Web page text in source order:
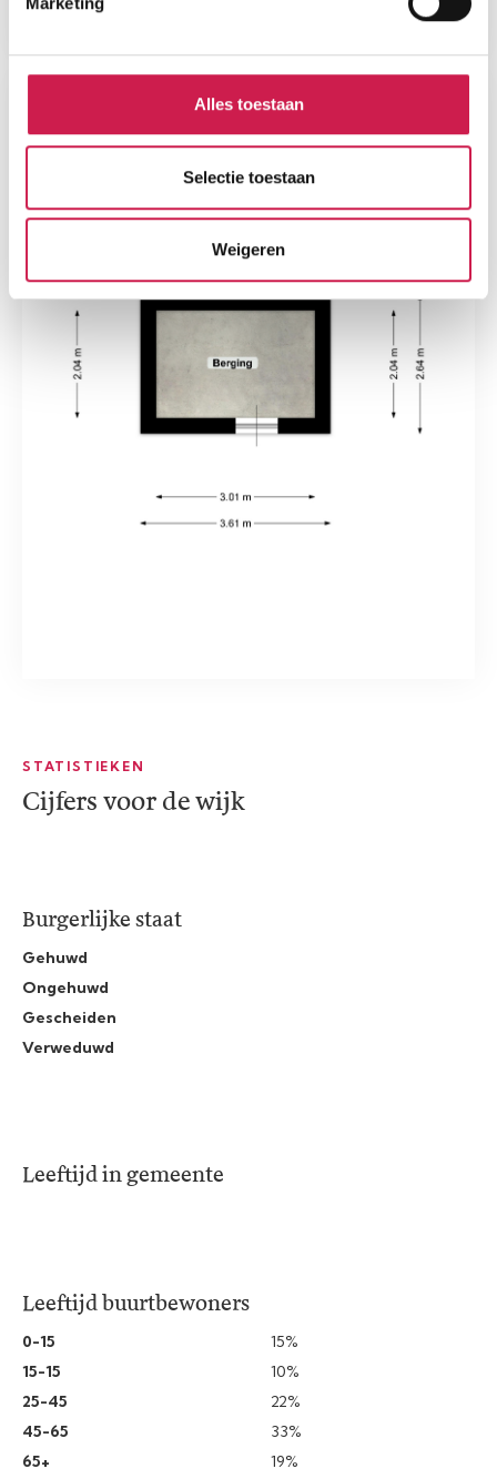
Alles toestaan
Selectie toestaan
Weigeren
STATISTIEKEN
Cijfers voor de wijk
Burgerlijke staat
Gehuwd
Ongehuwd
Gescheiden
Verweduwd
Leeftijd in gemeente
Leeftijd buurtbewoners
0-15
15%
15-15
10%
25-45
22%
45-65
33%
65+
19%